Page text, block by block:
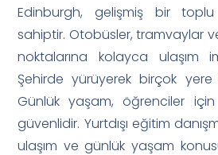
Edinburgh, gelişmiş bir
sahiptir. Otobüsler, tramvaylar
noktalarına kolayca ulaşım
Şehirde yürüyerek birçok yere
Günlük yaşam, öğrenciler
güvenlidir. Yurtdışı eğitim
ulaşım ve günlük yaşam